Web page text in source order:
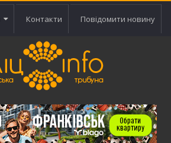
Контакти Повідомити новину